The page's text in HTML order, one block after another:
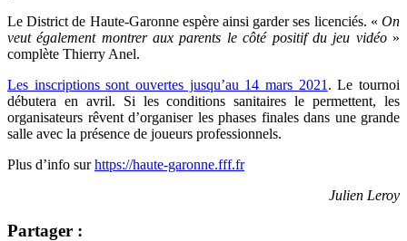
Le District de Haute-Garonne espère ainsi garder ses licenciés. « On
veut également montrer aux parents le côté positif du jeu vidéo»
complète Thierry Anel.
Les inscriptions sont ouvertes jusqu’au 14 mars 2021 . Le tournoi
débutera en avril. Si les conditions sanitaires le permettent, les
organisateurs rêvent d’organiser les phases finales dans une grande
salle avec la présence de joueurs professionnels.
Plus d’info surhttps://haute-garonne.fff.fr
Julien Leroy
Partager :